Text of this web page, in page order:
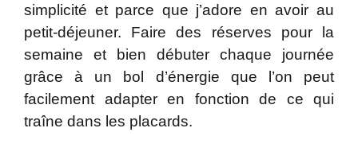
simplicité et parce que j’adore en avoir au
petit-déjeuner. Faire des réserves pour la
semaine et bien débuter chaque journée
grâce à un bol d’énergie que l’on peut
facilement adapter en fonction de ce qui
traîne dans les placards.